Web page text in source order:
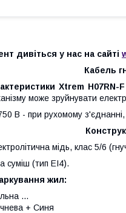
дивіться у нас на сайті
Кабель
Xtrem H07RN-F
може зруйнувати
В - при рухомому
мідь, клас 5/6
суміш (тип EI4).
жил:
...
+ Синя